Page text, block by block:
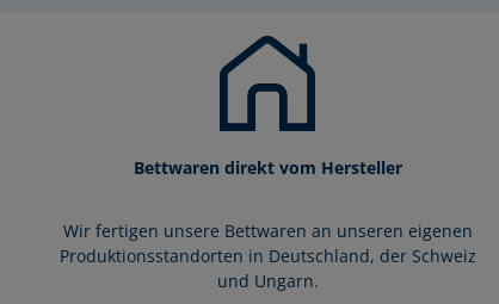
Bettwaren direkt vom Hersteller
Wir fertigen unsere Bettwaren an unseren eigenen
Produktionsstandorten in Deutschland, der Schweiz
und Ungarn.